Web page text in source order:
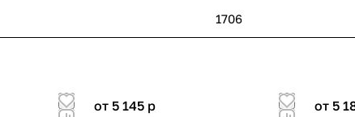
1706
от 5 145 p от 5